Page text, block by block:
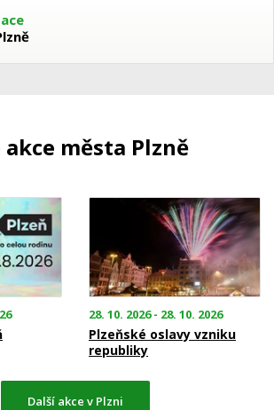
města Plzně
28. 10. 2026 - 28. 10. 2026
Plzeňské oslavy vzniku
republiky
Další akce v Plzni